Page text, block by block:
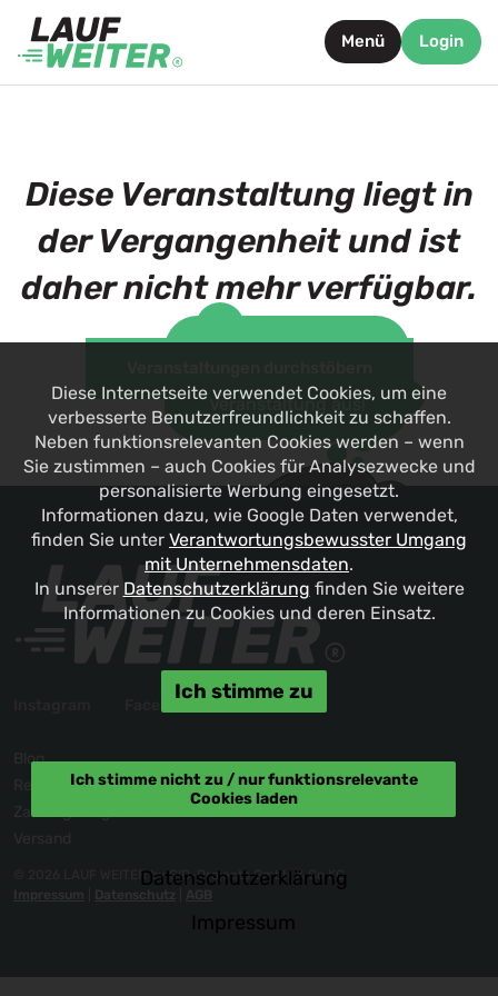
Menü Login
Veranstaltung aus!
Diese Veranstaltung liegt in
der Vergangenheit und ist
daher nicht mehr verfügbar.
Facebook
Blog
Reklamation / Kontakt
Zahlungsmöglichkeiten
© 2026 LAUF WEITER by GID-Projects GmbH & Co KG
Impressum
Datenschutz AGB
Diese Internetseite verwendet Cookies, um eine
verbesserte Benutzerfreundlichkeit zu schaffen.
Neben funktionsrelevanten Cookies werden – wenn
Sie zustimmen – auch Cookies für Analysezwecke und
personalisierte Werbung eingesetzt.
Informationen dazu, wie Google Daten verwendet,
finden Sie unter Verantwortungsbewusster Umgang
mit Unternehmensdaten.
In unserer Datenschutzerklärung finden Sie weitere
Informationen zu Cookies und deren Einsatz.
Ich stimme zu
Ich stimme nicht zu / nur funktionsrelevante
Cookies laden
Datenschutzerklärung
Impressum